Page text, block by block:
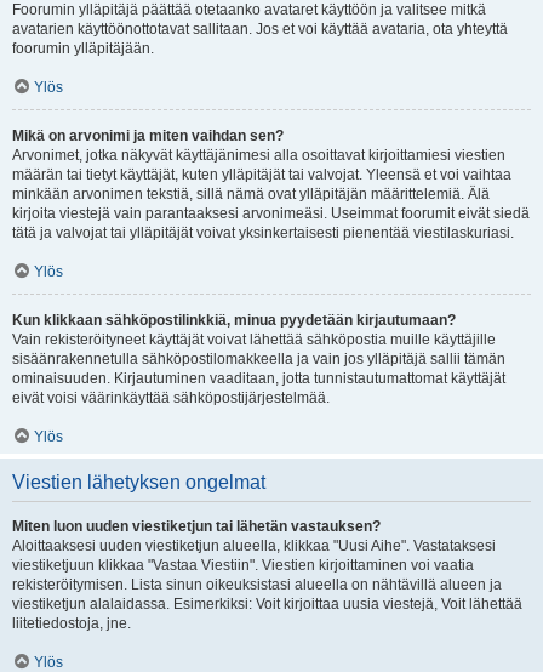
Foorumin ylläpitäjä päättää otetaanko avataret käyttöön ja valitsee mitkä
avatarien käyttöönottotavat sallitaan. Jos et voi käyttää avataria, ota yhteyttä
foorumin ylläpitäjään.
Ylös
Mikä on arvonimi ja miten vaihdan sen?
Arvonimet, jotka näkyvät käyttäjänimesi alla osoittavat kirjoittamiesi viestien
määrän tai tietyt käyttäjät, kuten ylläpitäjät tai valvojat. Yleensä et voi vaihtaa
minkään arvonimen tekstiä, sillä nämä ovat ylläpitäjän määrittelemiä. Älä
kirjoita viestejä vain parantaaksesi arvonimeäsi. Useimmat foorumit eivät siedä
tätä ja valvojat tai ylläpitäjät voivat yksinkertaisesti pienentää viestilaskuriasi.
Ylös
Kun klikkaan sähköpostilinkkiä, minua pyydetään kirjautumaan?
Vain rekisteröityneet käyttäjät voivat lähettää sähköpostia muille käyttäjille
sisäänrakennetulla sähköpostilomakkeella ja vain jos ylläpitäjä sallii tämän
ominaisuuden. Kirjautuminen vaaditaan, jotta tunnistautumattomat käyttäjät
eivät voisi väärinkäyttää sähköpostijärjestelmää.
Ylös
Viestien lähetyksen ongelmat
Miten luon uuden viestiketjun tai lähetän vastauksen?
Aloittaaksesi uuden viestiketjun alueella, klikkaa "Uusi Aihe". Vastataksesi
viestiketjuun klikkaa "Vastaa Viestiin". Viestien kirjoittaminen voi vaatia
rekisteröitymisen. Lista sinun oikeuksistasi alueella on nähtävillä alueen ja
viestiketjun alalaidassa. Esimerkiksi: Voit kirjoittaa uusia viestejä, Voit lähettää
liitetiedostoja, jne.
Ylös